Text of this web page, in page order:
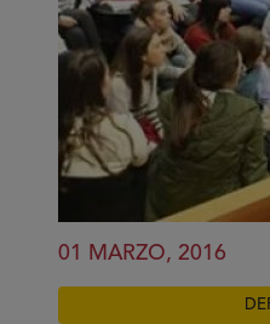
con
discapacidad
01 MARZO, 2016